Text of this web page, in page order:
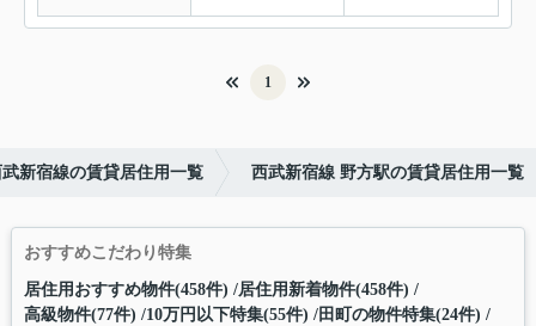
1
新宿線の賃貸居住用一覧 西武新宿線 野方駅の賃貸居住用一覧
おすすめこだわり特集
居住用おすすめ物件(458件) 居住用新着物件(458件)
高級物件(77件) 10万円以下特集(55件) 田町の物件特集(24件)